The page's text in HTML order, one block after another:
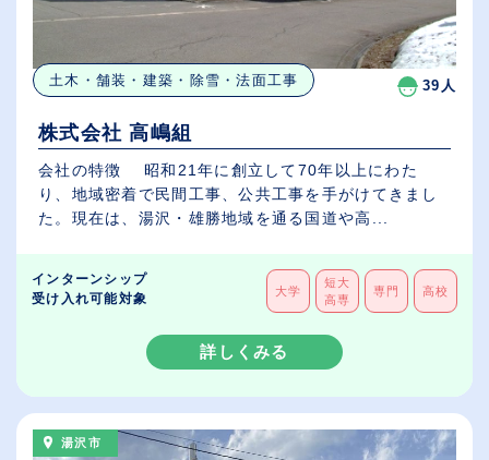
土木・舗装・建築・除雪・法面工事 39人
株式会社 高嶋組
会社の特徴 昭和21年に創立して70年以上にわた
り、地域密着で民間工事、公共工事を手がけてきまし
た。現在は、湯沢・雄勝地域を通る国道や高...
インターンシップ
受け入れ可能対象
大学
短大
高専
専門 高校
詳しくみる
湯沢市